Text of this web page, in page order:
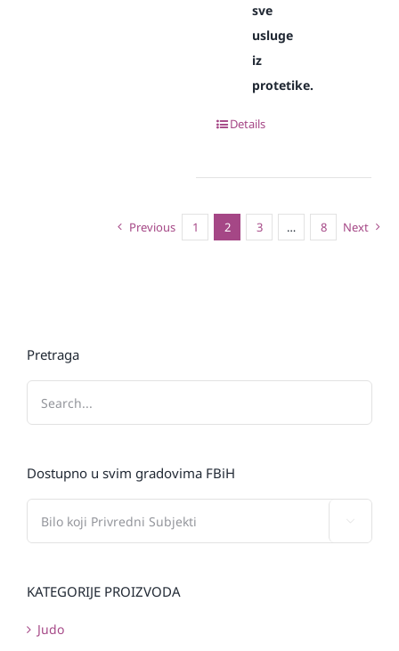
sve
usluge
iz
protetike.
Details
Previous 1 2 3 … 8 Next
Pretraga
Dostupno u svim gradovima FBiH
KATEGORIJE PROIZVODA
Judo